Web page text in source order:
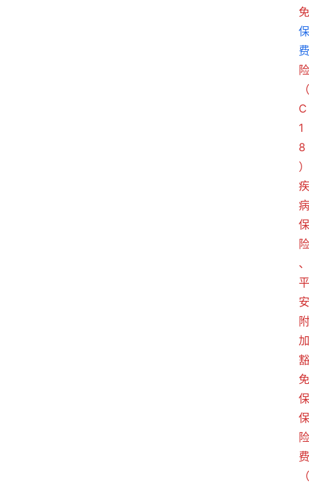
免
保
费
险
（
C
1
8
）
疾
病
保
险
、
平
安
附
加
豁
免
保
保
险
费
（